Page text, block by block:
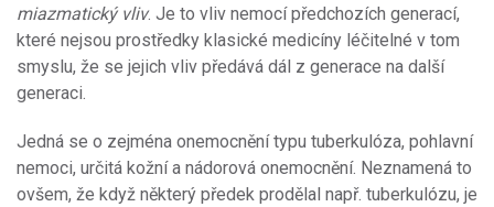
miazmatický vliv. Je to vliv nemocí předchozích generací,
které nejsou prostředky klasické medicíny léčitelné v tom
smyslu, že se jejich vliv předává dál z generace na další
generaci.
Jedná se o zejména onemocnění typu tuberkulóza, pohlavní
nemoci, určitá kožní a nádorová onemocnění. Neznamená to
ovšem, že když některý předek prodělal např. tuberkulózu, je